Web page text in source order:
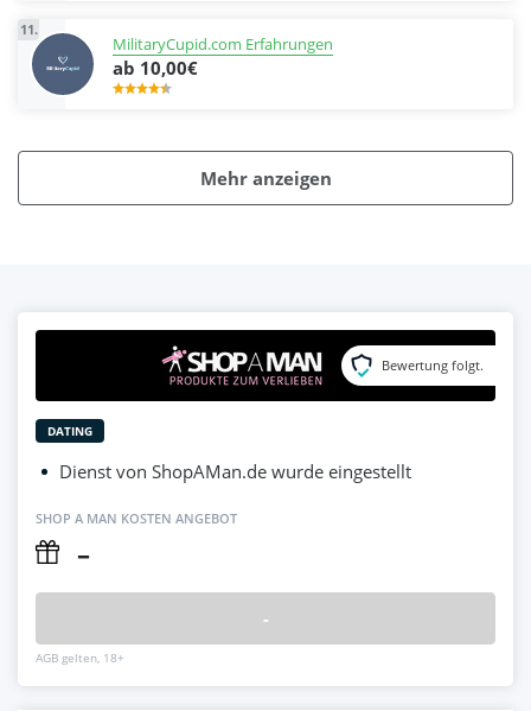
11.
MilitaryCupid.com Erfahrungen
ab 10,00€
Mehr anzeigen
DATING
Bewertung folgt.
Dienst von ShopAMan.de wurde eingestellt
SHOP A MAN KOSTEN ANGEBOT
–
-
AGB gelten, 18+